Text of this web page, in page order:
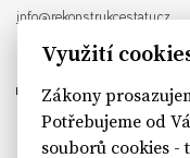
info@rekonstrukcestatu.cz
Návrh a vývoj: Sinfin , ilustrace:
sinfin.digital
Využití
Zákony
Potřebujeme od
souborů cookies -